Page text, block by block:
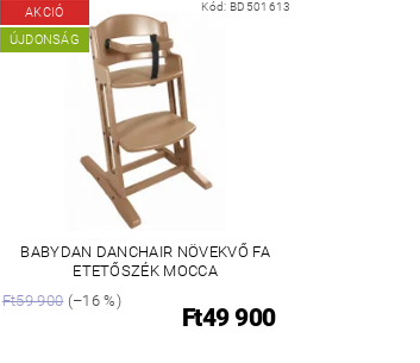
AKCIÓ
ÚJDONSÁG
Kód: BD501613
BABYDAN DANCHAIR NÖVEKVŐ FA
ETETŐSZÉK MOCCA
Ft59 900(–16 %)
Ft49 900